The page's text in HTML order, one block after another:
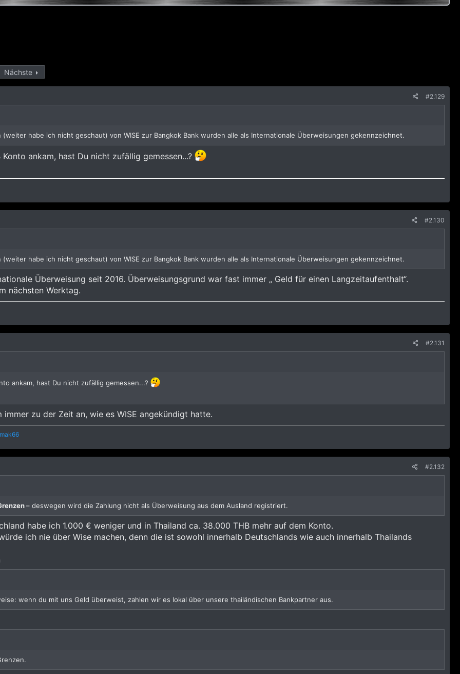
Nächste
#2.129
habe ich nicht geschaut) von WISE zur Bangkok Bank wurden alle als Internationale Überweisungen gekennzeichnet.
ankam, hast Du nicht zufällig gemessen...?
#2.130
habe ich nicht geschaut) von WISE zur Bangkok Bank wurden alle als Internationale Überweisungen gekennzeichnet.
Überweisung seit 2016. Überweisungsgrund war fast immer „ Geld für einen Langzeitaufenthalt“.
nächsten Werktag.
#2.131
ankam, hast Du nicht zufällig gemessen...?
immer zu der Zeit an, wie es WISE angekündigt hatte.
#2.132
– deswegen wird die Zahlung nicht als Überweisung aus dem Ausland registriert.
habe ich 1.000 € weniger und in Thailand ca. 38.000 THB mehr auf dem Konto.
ich nie über Wise machen, denn die ist sowohl innerhalb Deutschlands wie auch innerhalb Thailands
wenn du mit uns Geld überweist, zahlen wir es lokal über unsere thailändischen Bankpartner aus.